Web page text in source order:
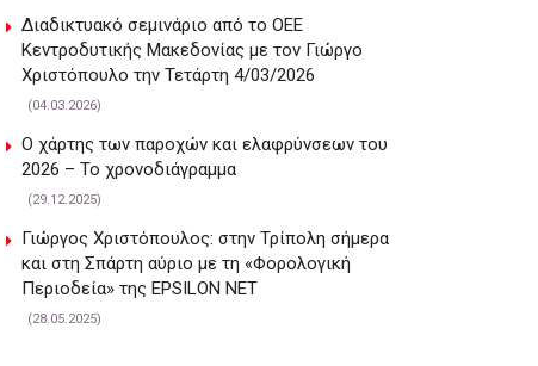
Διαδικτυακό σεμινάριο από το ΟΕΕ
Κεντροδυτικής Μακεδονίας με τον Γιώργο
Χριστόπουλο την Τετάρτη 4/03/2026
(04.03.2026)
Ο χάρτης των παροχών και ελαφρύνσεων του
2026 – Το χρονοδιάγραμμα
(29.12.2025)
Γιώργος Χριστόπουλος: στην Τρίπολη σήμερα
και στη Σπάρτη αύριο με τη «Φορολογική
Περιοδεία» της EPSILON NET
(28.05.2025)